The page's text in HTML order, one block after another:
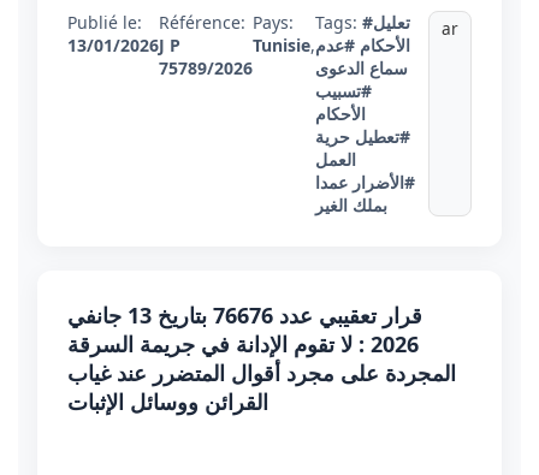
Publié le:
13/01/2026
Référence:
J P
75789/2026
Pays:
Tunisie,
Tags: #تعليل
الأحكام #عدم
سماع الدعوى
#تسبيب
الأحكام
#تعطيل حرية
العمل
#الأضرار عمدا
بملك الغير
ar
قرار تعقيبي عدد 76676 بتاريخ 13 جانفي
2026 : لا تقوم الإدانة في جريمة السرقة
المجردة على مجرد أقوال المتضرر عند غياب
القرائن ووسائل الإثبات